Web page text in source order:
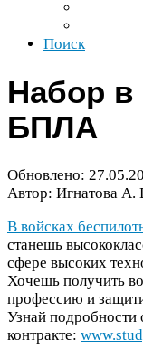
Поиск
Набор в
БПЛА
Обновлено: 27.05.
Автор: Игнатова А.
В войсках
станешь
сфере высоких
Хочешь получить
профессию и
Узнай подробности
контракте: